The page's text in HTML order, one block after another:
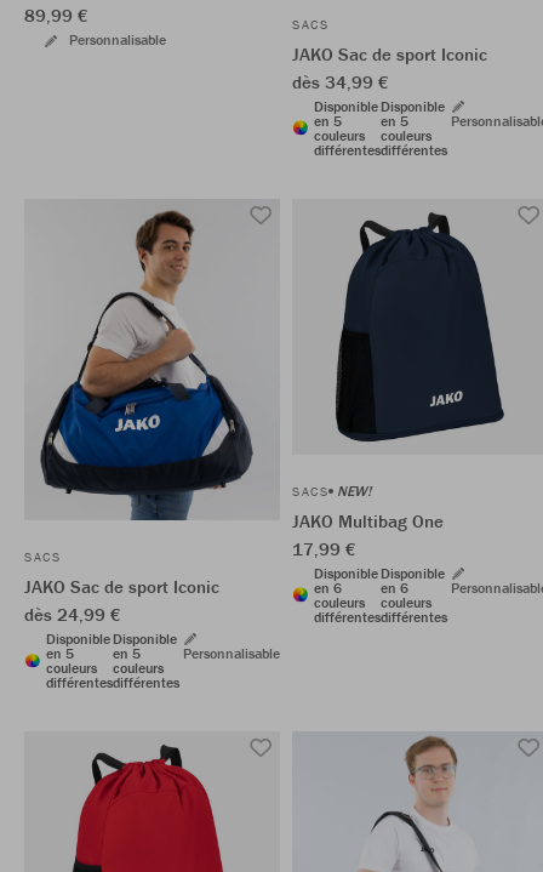
89,99 €
Personnalisable
SACS
JAKO Sac de sport Iconic
dès 34,99 €
Disponible
en 5
couleurs
différentes
Disponible
en 5
couleurs
différentes
SACS
JAKO Sac de sport Iconic
dès 24,99 €
Disponible
en 5
couleurs
différentes
Disponible
en 5
couleurs
différentes
Personnalisable
SACS NEW!
JAKO Multibag One
17,99 €
Disponible
en 6
couleurs
différentes
Disponible
en 6
couleurs
différentes